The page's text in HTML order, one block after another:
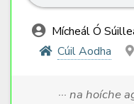
Mícheál Ó
Cúil Aodha
··· na hoíche